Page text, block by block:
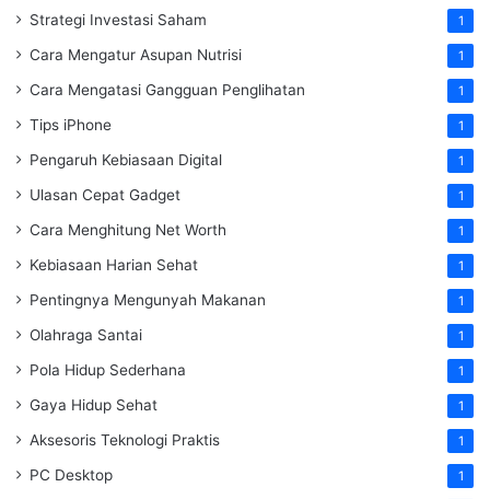
Strategi Investasi Saham 1
Cara Mengatur Asupan Nutrisi 1
Cara Mengatasi Gangguan Penglihatan 1
Tips iPhone 1
Pengaruh Kebiasaan Digital 1
Ulasan Cepat Gadget 1
Cara Menghitung Net Worth 1
Kebiasaan Harian Sehat 1
Pentingnya Mengunyah Makanan 1
Olahraga Santai 1
Pola Hidup Sederhana 1
Gaya Hidup Sehat 1
Aksesoris Teknologi Praktis 1
PC Desktop 1